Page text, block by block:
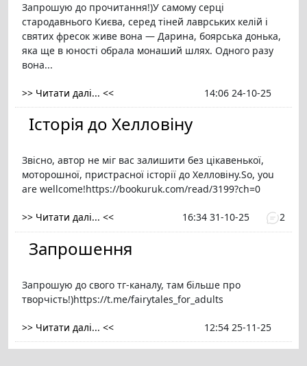
Запрошую до прочитання!)У самому серці
стародавнього Києва, серед тіней лаврських келій і
святих фресок живе вона — Дарина, боярська донька,
яка ще в юності обрала монаший шлях. Одного разу
вона...
>> Читати далі... << 14:06 24-10-25
Історія до Хелловіну
Звісно, автор не міг вас залишити без цікавенької,
моторошної, пристрасної історії до Хелловіну.So, you
are wellcome!https://bookuruk.com/read/3199?ch=0
>> Читати далі... << 16:34 31-10-25 2
Запрошення
Запрошую до свого тг-каналу, там більше про
творчість!)https://t.me/fairytales_for_adults
>> Читати далі... << 12:54 25-11-25